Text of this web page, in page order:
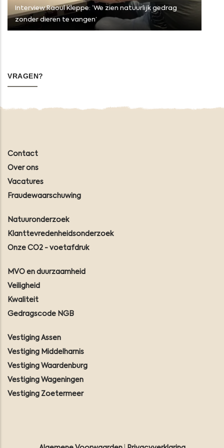
Interview Raoul Kleppe: ‘We zien natuurlijk gedrag
zonder dieren te vangen’
VRAGEN?
Contact
Over ons
Vacatures
Fraudewaarschuwing
Natuuronderzoek
Klanttevredenheidsonderzoek
Onze CO2 - voetafdruk
MVO en duurzaamheid
Veiligheid
Kwaliteit
Gedragscode NGB
Vestiging Assen
Vestiging Middelharnis
Vestiging Waardenburg
Vestiging Wageningen
Vestiging Zoetermeer